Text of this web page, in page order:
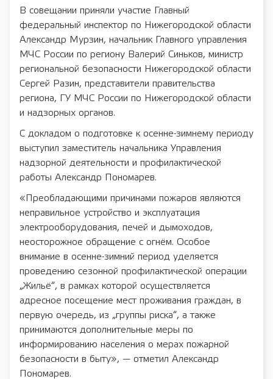
В совещании приняли участие Главный
федеральный инспектор по Нижегородской области
Александр Мурзин, начальник Главного управления
МЧС России по региону Валерий Синьков, министр
региональной безопасности Нижегородской области
Сергей Разин, представители правительства
региона, ГУ МЧС России по Нижегородской области
и надзорных органов.
С докладом о подготовке к осенне-зимнему периоду
выступил заместитель начальника Управления
надзорной деятельности и профилактической
работы Александр Пономарев.
«Преобладающими причинами пожаров являются
неправильное устройство и эксплуатация
электрооборудования, печей и дымоходов,
неосторожное обращение с огнём. Особое
внимание в осенне-зимний период уделяется
проведению сезонной профилактической операции
„Жильё“, в рамках которой осуществляется
адресное посещение мест проживания граждан, в
первую очередь, из „группы риска“, а также
принимаются дополнительные меры по
информированию населения о мерах пожарной
безопасности в быту», — отметил Александр
Пономарев.